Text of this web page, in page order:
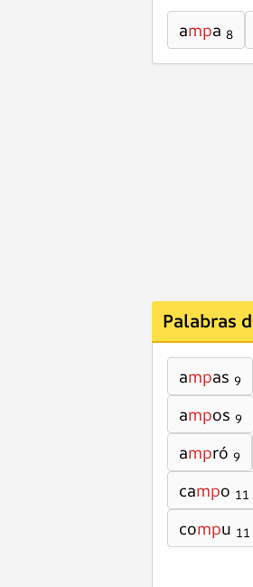
ampa 8
Palabras
ampas 9
ampos 9
ampró 9
campo 11
compu 11